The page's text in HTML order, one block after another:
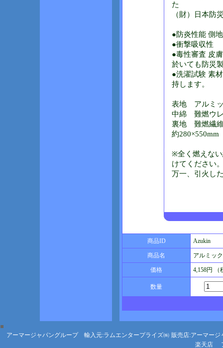
た
（財）日本防
●防炎性能 側
●衝撃吸収性
●毒性審査 皮
於いても防災
●洗濯試験 素
持します。
表地 アルミ
中綿 難燃ウ
裏地 難燃繊
約280×550mm
※全く燃えな
けてください
万一、引火し
商品ID Azukin
商品名 アルミッ
価格 4,158円 （
数量
アーマージャパングループ 輸入元:ラムエンタープライズ㈱ 販売店:アーマージ
楽天店